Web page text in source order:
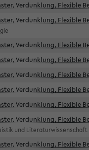
Verdunklung, Flexible
Verdunklung, Flexible
Verdunklung, Flexible
Verdunklung, Flexible
Verdunklung, Flexible
Verdunklung, Flexible
Verdunklung, Flexible
Verdunklung, Flexible
und Literaturwissenschaft
Verdunklung, Flexible